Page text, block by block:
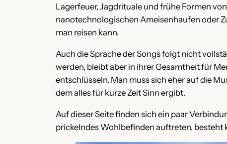
Lagerfeuer, Jagdrituale und frühe Formen
nanotechnologischen Ameisenhaufen oder
man reisen kann.
Auch die Sprache der Songs folgt nicht
werden, bleibt aber in ihrer Gesamtheit für
entschlüsseln. Man muss sich eher auf die
dem alles für kurze Zeit Sinn ergibt.
Auf dieser Seite finden sich ein paar
prickelndes Wohlbefinden auftreten, besteht